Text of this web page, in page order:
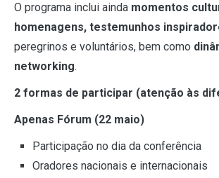
O programa inclui ainda momentos
homenagens, testemunhos
peregrinos e voluntários, bem como
networking.
2 formas de participar (atenção às
Apenas Fórum (22 maio)
Participação no dia da conferência
Oradores nacionais e internacionais